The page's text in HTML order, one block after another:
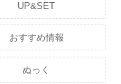
UP&SET
おすすめ情報
ぬっく